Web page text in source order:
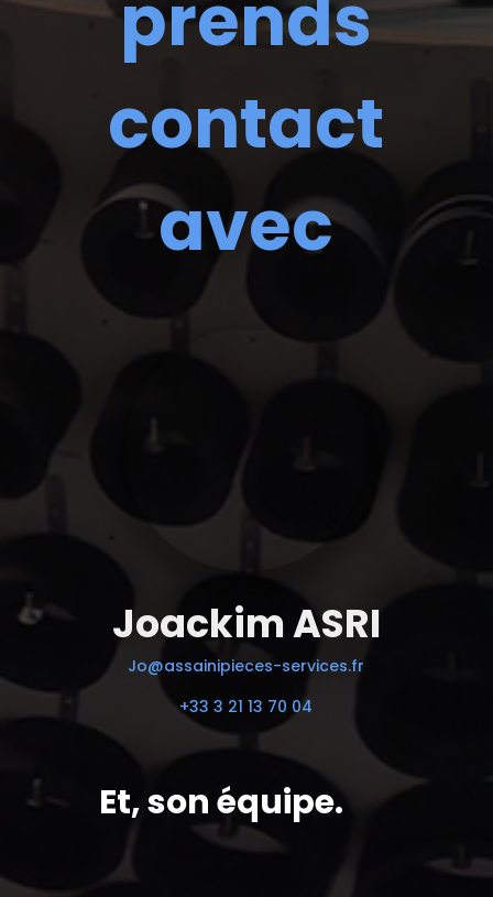
prends
contact
avec
Joackim ASRI
Jo@assainipieces-services.fr
+33 3 21 13 70 04
Et, son équipe.